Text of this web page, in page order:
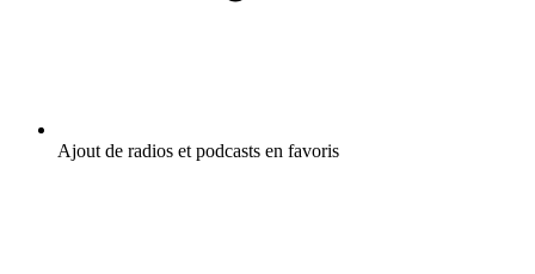
Ajout de radios et podcasts en favoris